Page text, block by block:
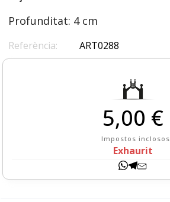
Profunditat: 4 cm
Referència: ART0288
5,00 €
Impostos inclosos
Exhaurit